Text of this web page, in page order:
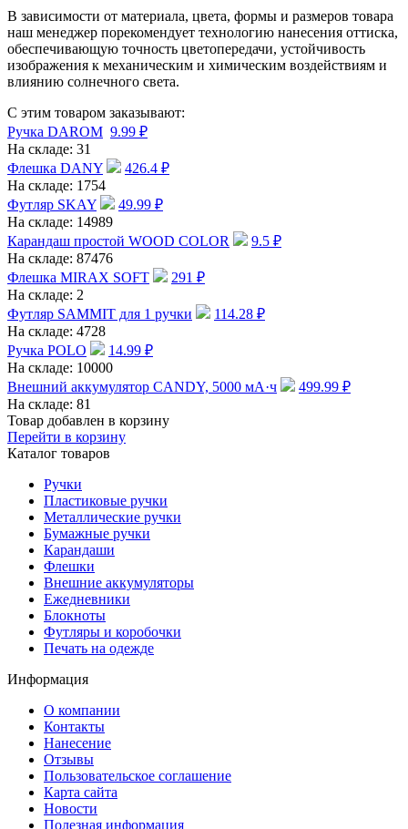
В зависимости от материала, цвета, формы и размеров товара
наш менеджер порекомендует технологию нанесения оттиска,
обеспечивающую точность цветопередачи, устойчивость
изображения к механическим и химическим воздействиям и
влиянию солнечного света.
С этим товаром заказывают:
Ручка DAROM 9.99 ₽
На складе: 31
Флешка DANY
426.4 ₽
На складе: 1754
Футляр SKAY
49.99 ₽
На складе: 14989
Карандаш простой WOOD COLOR
9.5 ₽
На складе: 87476
Флешка MIRAX SOFT
291 ₽
На складе: 2
Футляр SAMMIT для 1 ручки
114.28 ₽
На складе: 4728
Ручка POLO
14.99 ₽
На складе: 10000
Внешний аккумулятор CANDY, 5000 мА·ч
499.99 ₽
На складе: 81
Товар добавлен в корзину
Перейти в корзину
Каталог товаров
Ручки
Пластиковые ручки
Металлические ручки
Бумажные ручки
Карандаши
Флешки
Внешние аккумуляторы
Ежедневники
Блокноты
Футляры и коробочки
Печать на одежде
Информация
О компании
Контакты
Нанесение
Отзывы
Пользовательское соглашение
Карта сайта
Новости
Полезная информация